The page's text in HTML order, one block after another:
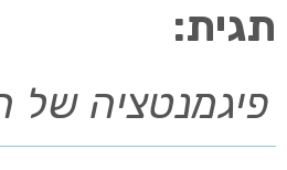
תגית:
פיגמנטציה של